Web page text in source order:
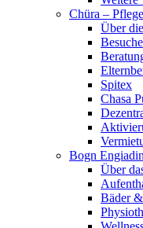
Chüra –
Über
Besuche
Spitex
Chasa
Bogn
Über
Bäder